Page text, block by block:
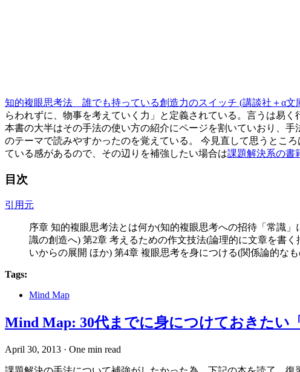
知的複眼思考法 誰でも持っている創造力のスイッチ (講談社＋α文
らわれずに、物事を考えていく力」と定義されている。言うは易
本書の大半はその手法の使い方の紹介にページを割いていおり、
のテーマで読みやすかったのを覚えている。 今見直して思うとこ
ている感があるので、その辺りを補強したい場合は課題解決系の書
目次
引用元
序章 知的複眼思考法とは何か(知的複眼思考への招待「常識
識の創造へ) 第2章 考えるための作文技法(論理的に文章を書
いからの展開 ほか) 第4章 複眼思考を身につける(関係論的な
Tags:
Mind Map
Mind Map: 30代までに身につけておきたい
April 30, 2013 · One min read